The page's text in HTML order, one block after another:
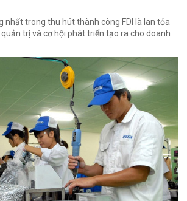
nhất trong thu hút thành công FDI là lan tỏa
trị và cơ hội phát triển tạo ra cho doanh